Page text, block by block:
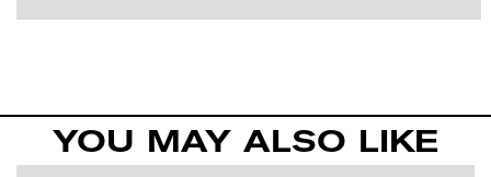
YOU MAY ALSO LIKE